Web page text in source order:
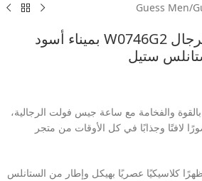
/
Guess Men
ساعة جيس فولت للرجال W0746G2 بميناء أسود
ستيل
بالقوة والفخامة مع ساعة جيس فولت الرجالية،
لافتًا وجذابًا في كل الأوقات من متجر
كلاسيكيًا عصريًا بهيكل وإطار من الستانلس